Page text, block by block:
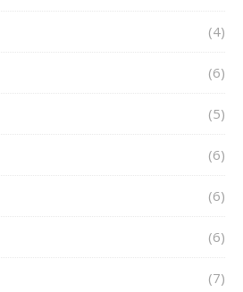
(4)
(6)
(5)
(6)
(6)
(6)
(7)